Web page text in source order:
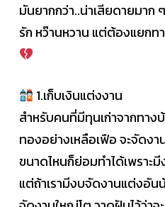
มันยากกว่า..น่าเสียดายมาก
รัก หว๊านหวาน แต่ต้องแยกท
1.เก็บเงินแต่งงาน
สำหรับคนที่มีทุนเก่าจากทา
ทองอย่างเหลือเฟือ จะจัดง
ขนาดไหนก็ย่อมทำได้เพราะ
แต่ถ้าเรามีงบจัดงานแต่งอั